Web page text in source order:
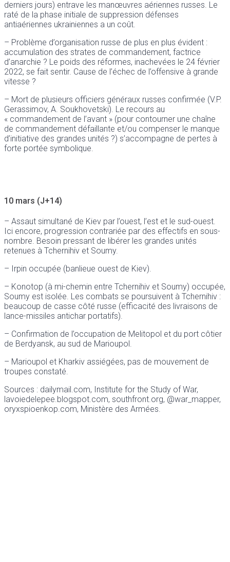
derniers jours) entrave les manœuvres aériennes russes. Le
raté de la phase initiale de suppression défenses
antiaériennes ukrainiennes a un coût.
– Problème d’organisation russe de plus en plus évident :
accumulation des strates de commandement, factrice
d’anarchie ? Le poids des réformes, inachevées le 24 février
2022, se fait sentir. Cause de l’échec de l’offensive à grande
vitesse ?
– Mort de plusieurs officiers généraux russes confirmée (V.P.
Gerassimov, A. Soukhovetski). Le recours au
« commandement de l’avant » (pour contourner une chaîne
de commandement défaillante et/ou compenser le manque
d’initiative des grandes unités ?) s’accompagne de pertes à
forte portée symbolique.
10 mars (J+14)
– Assaut simultané de Kiev par l’ouest, l’est et le sud-ouest.
Ici encore, progression contrariée par des effectifs en sous-
nombre. Besoin pressant de libérer les grandes unités
retenues à Tchernihiv et Soumy.
– Irpin occupée (banlieue ouest de Kiev).
– Konotop (à mi-chemin entre Tchernihiv et Soumy) occupée,
Soumy est isolée. Les combats se poursuivent à Tchernihiv :
beaucoup de casse côté russe (efficacité des livraisons de
lance-missiles antichar portatifs).
– Confirmation de l’occupation de Melitopol et du port côtier
de Berdyansk, au sud de Marioupol.
– Marioupol et Kharkiv assiégées, pas de mouvement de
troupes constaté.
Sources : dailymail.com, Institute for the Study of War,
lavoiedelepee.blogspot.com, southfront.org, @war_mapper,
oryxspioenkop.com, Ministère des Armées.